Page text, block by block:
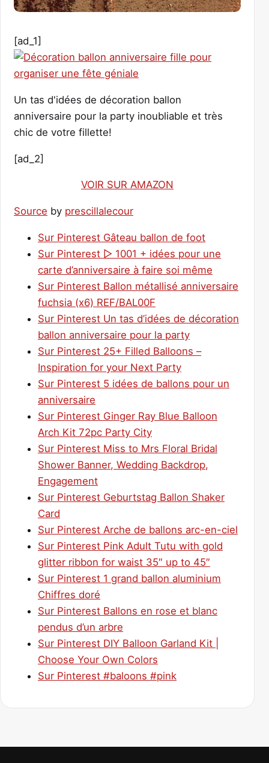
[ad_1]
Un tas d'idées de décoration ballon
anniversaire pour la party inoubliable et très
chic de votre fillette!
[ad_2]
VOIR SUR AMAZON
Source by prescillalecour
Sur Pinterest Gâteau ballon de foot
Sur Pinterest ▷ 1001 + idées pour une
carte d’anniversaire à faire soi même
Sur Pinterest Ballon métallisé anniversaire
fuchsia (x6) REF/BAL00F
Sur Pinterest Un tas d’idées de décoration
ballon anniversaire pour la party
Sur Pinterest 25+ Filled Balloons –
Inspiration for your Next Party
Sur Pinterest 5 idées de ballons pour un
anniversaire
Sur Pinterest Ginger Ray Blue Balloon
Arch Kit 72pc Party City
Sur Pinterest Miss to Mrs Floral Bridal
Shower Banner, Wedding Backdrop,
Engagement
Sur Pinterest Geburtstag Ballon Shaker
Card
Sur Pinterest Arche de ballons arc-en-ciel
Sur Pinterest Pink Adult Tutu with gold
glitter ribbon for waist 35″ up to 45″
Sur Pinterest 1 grand ballon aluminium
Chiffres doré
Sur Pinterest Ballons en rose et blanc
pendus d’un arbre
Sur Pinterest DIY Balloon Garland Kit |
Choose Your Own Colors
Sur Pinterest #baloons #pink